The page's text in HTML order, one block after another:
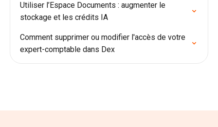
Utiliser l’Espace Documents : augmenter le
stockage et les crédits IA
Comment supprimer ou modifier l'accès de votre
expert-comptable dans Dex